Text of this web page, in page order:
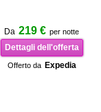
Da 219 € per notte
Dettagli dell'offerta
Offerto da Expedia